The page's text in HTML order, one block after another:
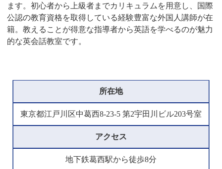
ます。初心者から上級者までカリキュラムを用意し、国際
公認の教育資格を取得している経験豊富な外国人講師が在
籍。教えることが得意な指導者から英語を学べるのが魅力
的な英会話教室です。
所在地
東京都江戸川区中葛西8-23-5 第2宇田川ビル203号室
アクセス
地下鉄葛西駅から徒歩8分